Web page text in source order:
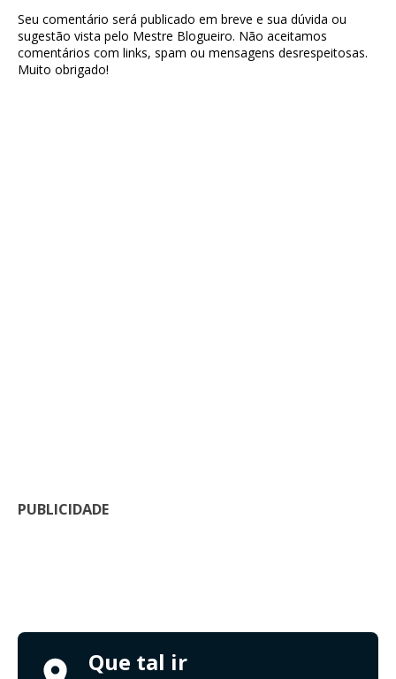
Seu comentário será publicado em breve e sua dúvida ou
sugestão vista pelo Mestre Blogueiro. Não aceitamos
comentários com links, spam ou mensagens desrespeitosas.
Muito obrigado!
PUBLICIDADE
Que tal ir